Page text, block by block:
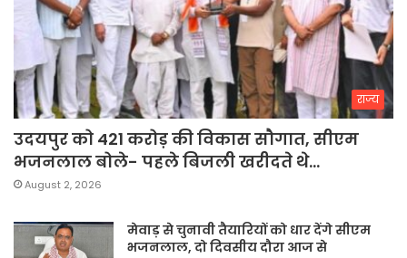
राज्य
उदयपुर को 421 करोड़ की विकास सौगात, सीएम
भजनलाल बोले- पहले बिजली खरीदते थे…
August 2, 2026
मेवाड़ से चुनावी तैयारियों को धार देंगे सीएम
भजनलाल, दो दिवसीय दौरा आज से